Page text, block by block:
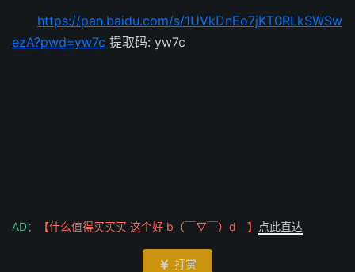
https://pan.baidu.com/s/1UVkDnEo7jKT0RLkSWSw
ezA?pwd=yw7c 提取码: yw7c
AD： 【什么值得买买买 这个好 b（￣▽￣）d 】 点此直达
 打赏